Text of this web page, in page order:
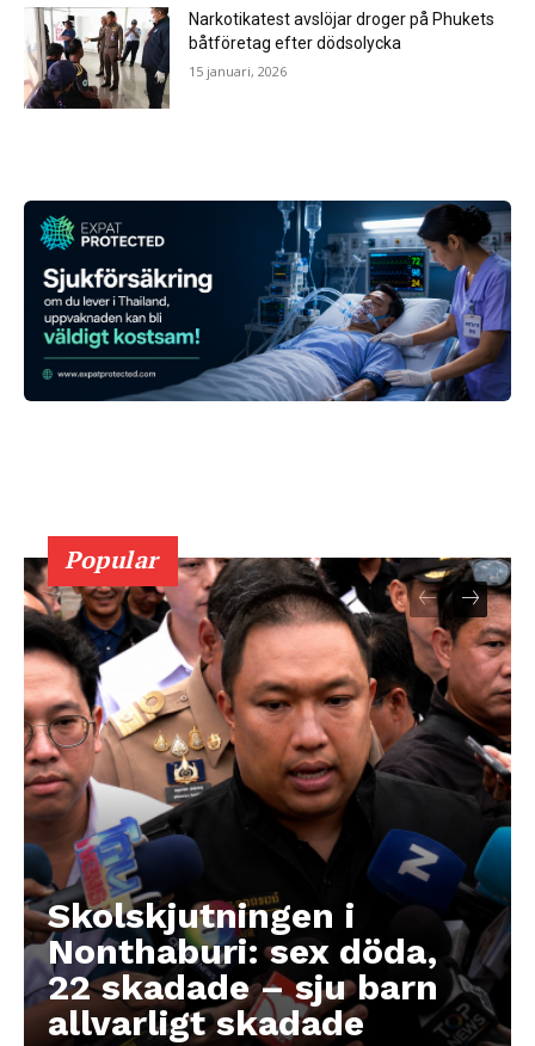
Narkotikatest avslöjar droger på Phukets
båtföretag efter dödsolycka
15 januari, 2026
Popular
Skolskjutningen i
Nonthaburi: sex döda,
22 skadade – sju barn
allvarligt skadade